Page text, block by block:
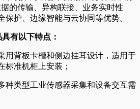
的传输、异构联接、业务实时性
保护、边缘智能与云协同等优势。
有以下特点：
用背板卡槽和侧边挂耳设计，适用于
标准机柜上安装；
种类型工业传感器采集和设备交互需